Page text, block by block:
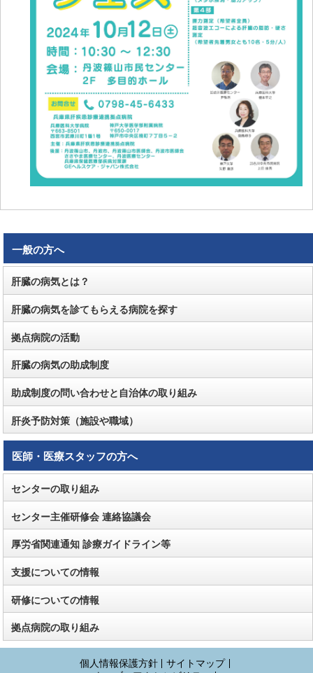
一般の方へ
肝臓の病気とは？
肝臓の病気を診てもらえる病院を探す
拠点病院の活動
肝臓の病気の助成制度
助成制度の問い合わせと自治体の取り組み
肝炎予防対策（施設や職域）
医師・医療スタッフの方へ
センターの取り組み
センター主催研修会 連絡協議会
厚労省関連通知 診療ガイドライン等
支援についての情報
研修についての情報
拠点病院の取り組み
個人情報保護方針
サイトマップ